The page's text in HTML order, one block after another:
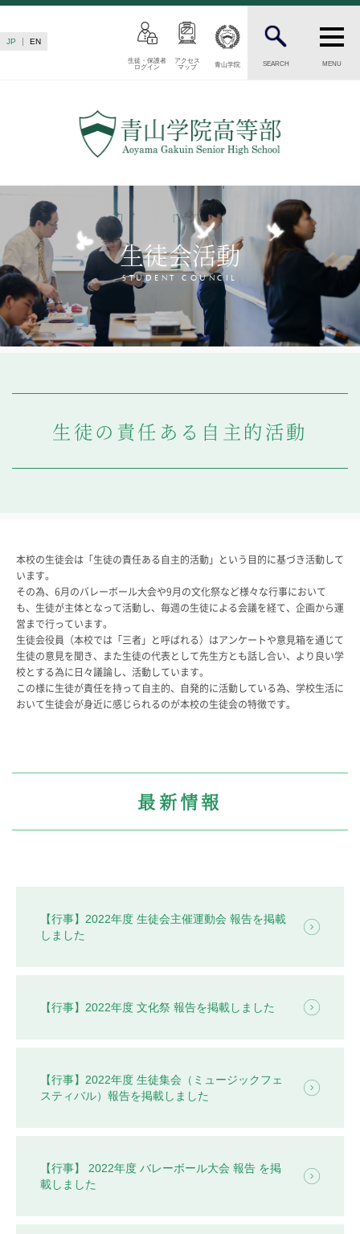
JP EN
生徒・保護者
ログイン
アクセス
マップ
青山学院 SEARCH MENU
生徒数・教職員数
一貫校の流れ
卒業後の進路
卒業生からのメッセージ
AOYAMA STYLE
特色ある教育
平和・共生学習
スクールカレンダー
一日の流れ
クラブ・同好会
生徒会活動
施設・設備
保健室
図書館
制服
ADMISSION
入学金・学費
入試結果
上級学校訪問
合格者発表
よくあるご質問
ニュース・トピックス一覧
生徒会活動
STUDENT COUNCIL
生徒の責任ある自主的活動
本校の生徒会は「生徒の責任ある自主的活動」という目的に基づき活動して
います。
その為、6月のバレーボール大会や9月の文化祭など様々な行事において
も、生徒が主体となって活動し、毎週の生徒による会議を経て、企画から運
営まで行っています。
生徒会役員（本校では「三者」と呼ばれる）はアンケートや意見箱を通じて
生徒の意見を聞き、また生徒の代表として先生方とも話し合い、より良い学
校とする為に日々議論し、活動しています。
この様に生徒が責任を持って自主的、自発的に活動している為、学校生活に
おいて生徒会が身近に感じられるのが本校の生徒会の特徴です。
最新情報
【行事】2022年度 生徒会主催運動会 報告を掲載
しました
【行事】2022年度 文化祭 報告を掲載しました
【行事】2022年度 生徒集会（ミュージックフェ
スティバル）報告を掲載しました
【行事】 2022年度 バレーボール大会 報告 を掲
載しました